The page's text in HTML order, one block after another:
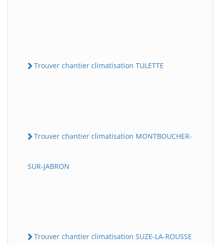
Trouver chantier climatisation TULETTE
Trouver chantier climatisation MONTBOUCHER-
SUR-JABRON
Trouver chantier climatisation SUZE-LA-ROUSSE